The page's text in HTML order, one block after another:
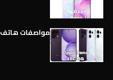
مواصفات هاتف Oppo Reno 16c 5G كاملة